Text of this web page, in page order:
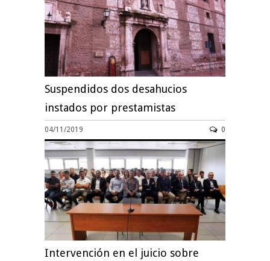
Suspendidos dos desahucios
instados por prestamistas
04/11/2019 0
Intervención en el juicio sobre